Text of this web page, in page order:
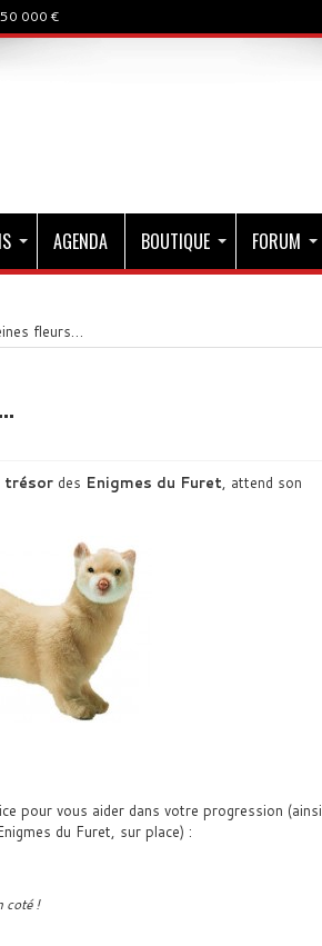
000 €
AGENDA BOUTIQUE FORUM
fleurs…
trésordes Enigmes du Furet, attend son
pour vous aider dans votre progression (ainsi
du Furet, sur place) :
coté !